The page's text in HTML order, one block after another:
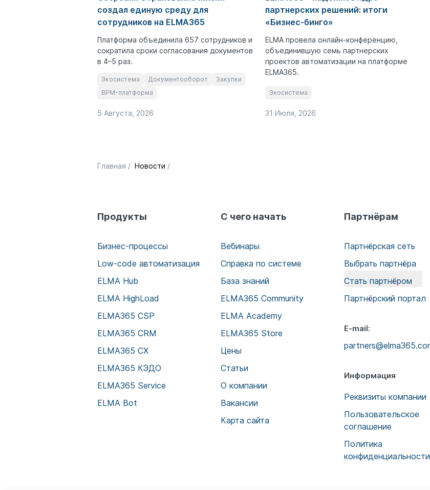
создал единую среду для
сотрудников на ELMA365
Платформа объединила 657 сотрудников и
сократила сроки согласования документов
в 4–5 раз.
Экосистема Документооборот
Закупки
BPM-платформа
5 Августа, 2026
партнерских решений: итоги
«Бизнес-бинго»
ELMA провела онлайн-конференцию,
объединившую семь партнерских
проектов автоматизации на платформе
ELMA365.
Экосистема
31 Июля, 2026
Главная / Новости /
Продукты
Бизнес-процессы
Low-code автоматизация
ELMA Hub
ELMA HighLoad
ELMA365 CSP
ELMA365 CRM
ELMA365 CX
ELMA365 КЭДО
ELMA365 Service
ELMA Bot
С чего начать
Вебинары
Справка по системе
База знаний
ELMA365 Community
ELMA Academy
ELMA365 Store
Цены
Статьи
О компании
Вакансии
Карта сайта
Партнёрам
Партнёрская сеть
Выбрать партнёра
Стать партнёром
Партнёрский портал
E-mail:
Информация
Реквизиты компании
Пользовательское
соглашение
Политика
конфиденциальности